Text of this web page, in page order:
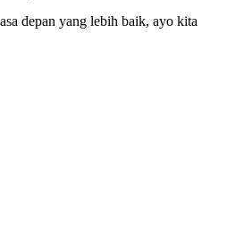
depan yang lebih baik, ayo kita